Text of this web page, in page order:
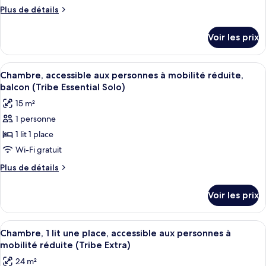
type
de
Chambre
(Tribe
Essential
Focus)
Plus de détails
Plus
le
type
de
chambre
Chambre
(Tribe
Essential
Focus)
Voir les prix
Afficher
toutes
les
photos
pour
ce
type
de
accessible
aux
personnes
à
mobilité
Une chambre d’hôtel équipée d’un
15
Chambre, accessible aux personnes à mobilité réduite,
balcon (Tribe Essential Solo)
15 m²
1 personne
1 lit 1 place
Wi-Fi gratuit
Plus de détails
Plus
le
type
de
chambre
accessible
Voir les prix
Afficher
toutes
les
Chambre, 1 lit une place, accessible
12
Chambre, 1 lit une place, accessible aux personnes à
mobilité réduite (Tribe Extra)
24 m²